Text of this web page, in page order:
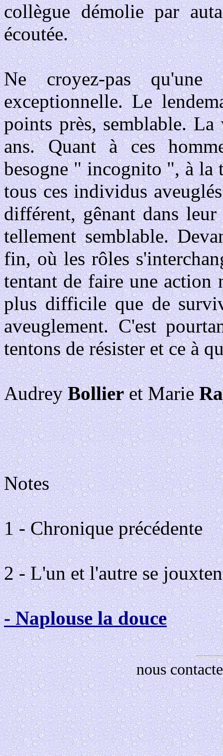
collègue démolie par
écoutée.
Ne croyez-pas
exceptionnelle. Le
points près, semblable.
ans. Quant à ces
besogne " incognito ", à la
tous ces individus
différent, gênant dans
tellement semblable.
fin, où les rôles
tentant de faire une action
plus difficile que de
aveuglement. C'est
tentons de résister et ce à
AudreyBollieret Marie
Notes
1 - Chronique précédente
2 - L'un et l'autre se
- Naplouse la douce
nous